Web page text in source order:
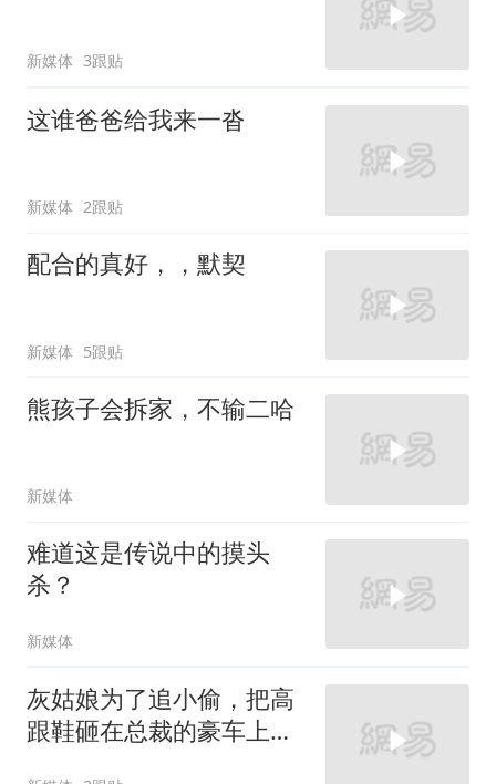
新媒体 3跟贴
这谁爸爸给我来一沓
新媒体 2跟贴
配合的真好，，默契
新媒体 5跟贴
熊孩子会拆家，不输二哈
新媒体
难道这是传说中的摸头
杀？
新媒体
灰姑娘为了追小偷，把高
跟鞋砸在总裁的豪车上，